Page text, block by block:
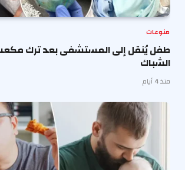
منوعات
طفل يُنقل إلى المستشفى بعد ترك
الشباك
منذ 4 أيام